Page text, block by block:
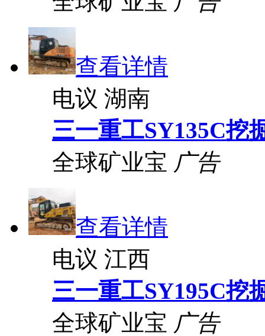
查看详情
电议 湖南
三一重工SY135C挖
全球矿业宝 广告
查看详情
电议 江西
三一重工SY195C挖
全球矿业宝 广告